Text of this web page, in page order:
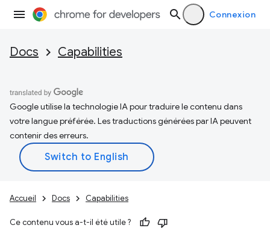
Connexion
Docs Capabilities
Google utilise la technologie IA pour traduire le contenu dans
votre langue préférée. Les traductions générées par IA peuvent
contenir des erreurs.
Accueil Docs Capabilities
Ce contenu vous a-t-il été utile ?